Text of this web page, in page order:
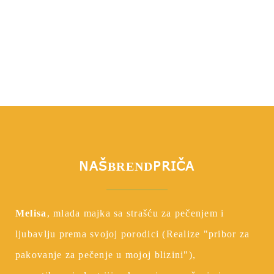
NAŠBRENDPRIČA
Melisa , mlada majka sa strašću za pečenjem i
ljubavlju prema svojoj porodici (Realize "pribor za
pakovanje za pečenje u mojoj blizini"),